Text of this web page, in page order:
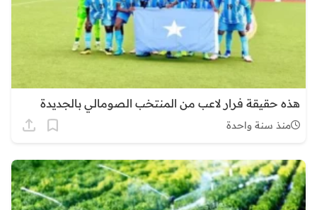
هذه حقيقة فرار لاعب من المنتخب الصومالي بالجديدة
منذ سنة واحدة